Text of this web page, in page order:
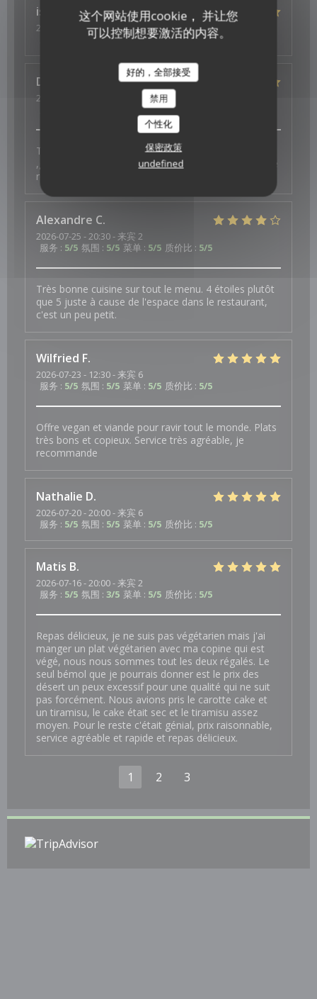
这个网站使用cookie， 并让您
可以控制想要激活的内容。
好的，全部接受
禁用
个性化
保密政策
undefined
isa
2026-07-23
- 19:30 - 来宾 3
氛围:4/5 菜单:5/5 质价比:4/5
Dominique
2026-07-27
:5/5 质价比
Très bon cocktail maison. Wow de légumes copieux
,goûteux et bien équilibré. Mousse de fruits légère. Je
reviendrai avec plaisir !
Alexandre C
2026-07-25 - 20:30 - 来宾 2
服务 : 5/5 氛围 : 5/5 菜单 : 5/5 质价比 : 5/5
Très bonne cuisine sur tout le menu. 4 étoiles plutôt
que 5 juste à cause de l'espace dans le restaurant,
c'est un peu petit.
Wilfried F
2026-07-23 - 12:30 - 来宾 6
服务 : 5/5 氛围 : 5/5 菜单 : 5/5 质价比 : 5/5
Offre vegan et viande pour ravir tout le monde. Plats
très bons et copieux. Service très agréable, je
recommande
Nathalie D
2026-07-20- 20:00 - 来宾 6
服务 : 5/5 氛围 : 5/5 菜单 : 5/5 质价比 : 5/5
Matis B
2026-07-16- 20:00 - 来宾 2
服务 : 5/5 氛围 : 3/5 菜单 : 5/5 质价比 : 5/5
Repas délicieux, je ne suis pas végétarien mais j'ai
manger un plat végétarien avec ma copine qui est
végé, nous nous sommes tout les deux régalés. Le
seul bémol que je pourrais donner est le prix des
désert un peux excessif pour une qualité qui ne suit
pas forcément. Nous avions pris le carotte cake et
un tiramisu, le cake était sec et le tiramisu assez
moyen. Pour le reste c'était génial, prix raisonnable,
service agréable et rapide et repas délicieux.
1 2 3